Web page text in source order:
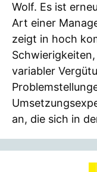
Wolf. Es ist
Art einer
zeigt in hoch
variabler
an, die sich in